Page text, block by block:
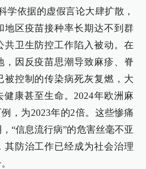
学依据的虚假言论大肆扩散，
地区疫苗接种率长期达不到群
共卫生防控工作陷入被动。在
，因反疫苗思潮导致麻疹、脊
被控制的传染病死灰复燃，大
健康甚至生命。2024年欧洲麻
，为2023年的2倍。这些惨痛
“信息流行病”的危害丝毫不亚
其防治工作已经成为社会治理